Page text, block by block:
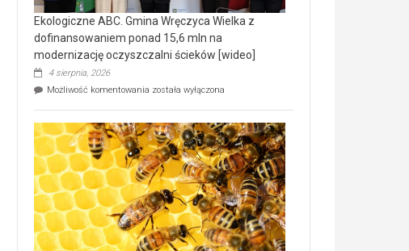
Ekologiczne ABC. Gmina Wręczyca Wielka z
dofinansowaniem ponad 15,6 mln na
modernizację oczyszczalni ścieków [wideo]
4 sierpnia, 2026
Możliwość komentowania Ekologiczne
Wręczyca
Wielka
z
dofinansowaniem
ponad
15,6
mln
na
modernizację
oczyszczalni
została wyłączona